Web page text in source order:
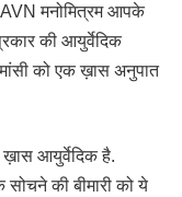
मनोमित्रम आपके
की आयुर्वेदिक
को एक ख़ास अनुपात
आयुर्वेदिक है.
की बीमारी को ये